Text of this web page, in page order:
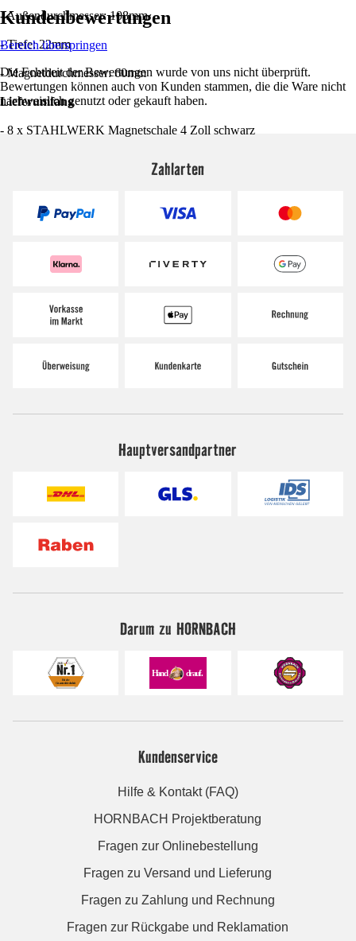
- Außendurchmesser: 108mm
- Tiefe: 22mm
- Magnetdurchmesser: 60mm
Lieferumfang
- 8 x STAHLWERK Magnetschale 4 Zoll schwarz
Kundenbewertungen
Bereich überspringen
Die Echtheit der Bewertungen wurde von uns nicht überprüft.
Bewertungen können auch von Kunden stammen, die die Ware nicht
nachweislich genutzt oder gekauft haben.
Zahlarten
Hauptversandpartner
Darum zu HORNBACH
Kundenservice
Hilfe & Kontakt (FAQ)
HORNBACH Projektberatung
Fragen zur Onlinebestellung
Fragen zu Versand und Lieferung
Fragen zu Zahlung und Rechnung
Fragen zur Rückgabe und Reklamation